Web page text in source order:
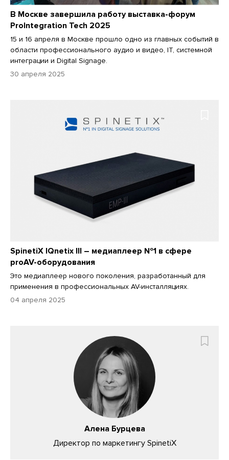
В Москве завершила работу выставка-форум
ProIntegration Tech 2025
15 и 16 апреля в Москве прошло одно из главных событий в
области профессионального аудио и видео, IТ, системной
интеграции и Digital Signage.
30 апреля 2025
SpinetiX IQnetix III – медиаплеер №1 в сфере
proAV-оборудования
Это медиаплеер нового поколения, разработанный для
применения в профессиональных AV-инсталляциях.
04 апреля 2025
Алена Бурцева
Директор по маркетингу SpinetiX